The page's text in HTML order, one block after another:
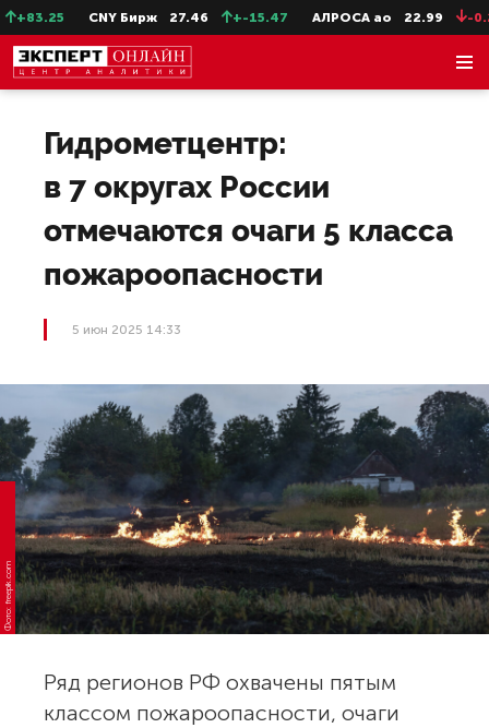
CNY Бирж 27.46 +-15.47 АЛРОСА ао 22.99 -0.25
Гидрометцентр:
в 7 округах России
отмечаются очаги 5 класса
пожароопасности
5 июн 2025 14:33
Фото: freepik.com
Ряд регионов РФ охвачены пятым
классом пожароопасности, очаги